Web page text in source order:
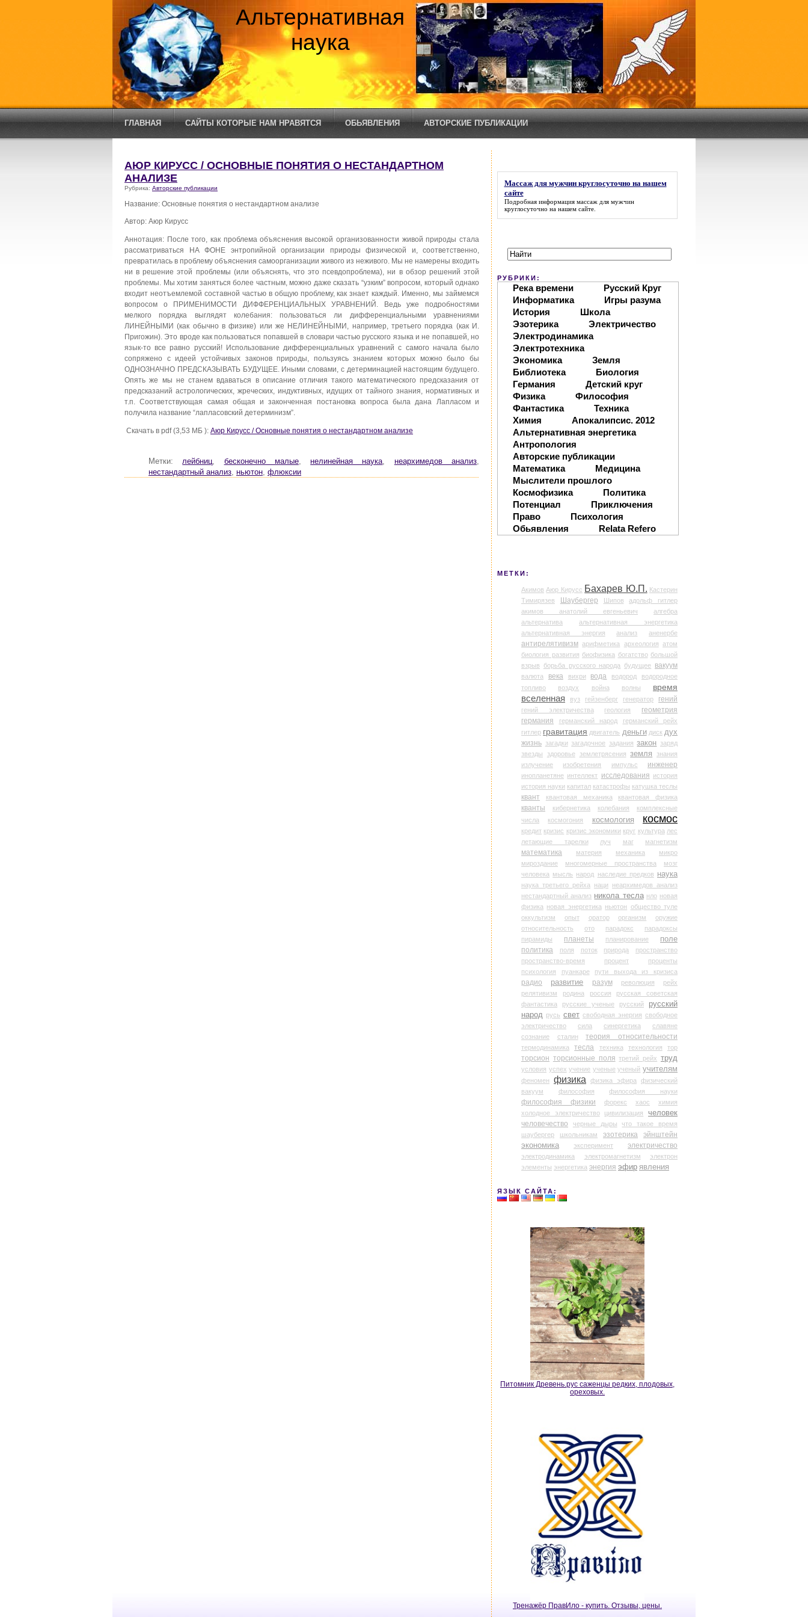
Альтернативная
наука
ГЛАВНАЯ САЙТЫ КОТОРЫЕ НАМ НРАВЯТСЯ ОБЬЯВЛЕНИЯ АВТОРСКИЕ ПУБЛИКАЦИИ
АЮР КИРУСС / ОСНОВНЫЕ ПОНЯТИЯ О НЕСТАНДАРТНОМ
АНАЛИЗЕ
Рубрика: Авторские публикации
Название: Основные понятия о нестандартном анализе
Автор: Аюр Кирусс
Аннотация: После того, как проблема объяснения высокой организованности живой природы стала
рассматриваться НА ФОНЕ энтропийной организации природы физической и, соответственно,
превратилась в проблему объяснения самоорганизации живого из неживого. Мы не намерены входить
ни в решение этой проблемы (или объяснять, что это псевдопроблема), ни в обзор решений этой
проблемы. Мы хотим заняться более частным, можно даже сказать “узким” вопросом, который однако
входит неотъемлемой составной частью в общую проблему, как знает каждый. Именно, мы займемся
вопросом о ПРИМЕНИМОСТИ ДИФФЕРЕНЦИАЛЬНЫХ УРАВНЕНИЙ. Ведь уже подробностями
мелкого порядка выглядят колебания: пользоваться ли дифференциальными уравнениями
ЛИНЕЙНЫМИ (как обычно в физике) или же НЕЛИНЕЙНЫМИ, например, третьего порядка (как И.
Пригожин). Это вроде как пользоваться попавшей в словари частью русского языка и не попавшей, но
язык-то все равно русский! Использование дифференциальных уравнений с самого начала было
сопряжено с идеей устойчивых законов природы, пользуясь знанием которых можно было бы
ОДНОЗНАЧНО ПРЕДСКАЗЫВАТЬ БУДУЩЕЕ. Иными словами, с детерминацией настоящим будущего.
Опять же мы не станем вдаваться в описание отличия такого математического предсказания от
предсказаний астрологических, жреческих, индуктивных, идущих от тайного знания, нормативных и
т.п. Соответствующая самая общая и законченная постановка вопроса была дана Лапласом и
получила название “лапласовский детерминизм”.
Скачать в pdf (3,53 МБ ): Аюр Кирусс / Основные понятия о нестандартном анализе
Метки: лейбниц бесконечно малые,нелинейная наука неархимедов анализ
нестандартный анализ ньютон флюксии
Массаж для мужчин круглосуточно на нашем
сайте
Подробная информация массаж для мужчин
круглосуточно на нашем сайте.
РУБРИКИ:
Река времени
Русский Круг
Информатика
Игры разума
История
Школа
Эзотерика
Электричество
Электродинамика
Электротехника
Экономика
Земля
Библиотека
Биология
Германия
Детский круг
Физика
Философия
Фантастика
Техника
Химия
Апокалипсис. 2012
Альтернативная энергетика
Антропология
Авторские публикации
Математика
Медицина
Мыслители прошлого
Космофизика
Политика
Потенциал
Приключения
Право
Психология
Обьявления
Relata Refero
МЕТКИ:
Акимов Аюр Кирусс Бахарев Ю.П. Кастерин
Тимирязев
Шаубергер Шипов
адольф гитлер
акимов анатолий евгеньевич
алгебра
альтернатива
альтернативная энергетика
альтернативная энергия
анализ аненербе
антирелятивизм арифметика археология атом
биология развития биофизика богатство большой
взрыв
борьба русского народа будущее вакуум
валюта века вихри вода водород
водородное
топливо
воздух война волны
время
вселенная
вуз гейзенберг генератор гений
гений электричества геология
геометрия
германия
германский народ
германский рейх
гитлер гравитация двигатель деньги диск дух
жизнь загадки загадочное задания закон заряд
звезды
здоровье землетрясения земля
знания
излучение
изобретения импульс инженер
инопланетяне интеллект исследования история
история науки капитал катастрофы катушка теслы
квант квантовая механика квантовая физика
кванты кибернетика колебания
комплексные
числа
космогония космология космос
кредит кризис кризис экономики круг культура лес
летающие тарелки
луч маг магнетизм
математика материя механика
микро
мироздание
многомерные пространства
мозг
человека мысль народ наследие предков наука
наука третьего рейха наци
неархимедов анализ
нестандартный анализ никола тесла нло новая
физика новая энергетика ньютон общество туле
оккультизм
опыт оратор организм
оружие
относительность
ото парадокс
парадоксы
пирамиды
планеты планирование
поле
политика
поля поток природа
пространство
пространство-время
процент
проценты
психология
пуанкаре пути выхода из кризиса
радио развитие разум революция
рейх
релятивизм
родина россия
русская советская
фантастика
русские ученые русский
русский
народ русь свет свободная энергия свободное
электричество
сила синергетика
славяне
сознание
сталин теория относительности
термодинамика тесла техника технология тор
торсион торсионные поля третий рейх труд
условия успех учение ученые ученый учителям
феномен физика физика эфира
физический
вакуум
философия философия науки
философия физики форекс хаос
химия
холодное электричество
цивилизация человек
человечество черные дыры
что такое время
шаубергер
школьникам эзотерика
эйнштейн
экономика
эксперимент электричество
электродинамика электромагнетизм
электрон
элементы энергетика энергия эфир явления
ЯЗЫК САЙТА:
Питомник Древень.рус саженцы редких, плодовых,
ореховых.
Тренажёр ПравИло - купить. Отзывы, цены.